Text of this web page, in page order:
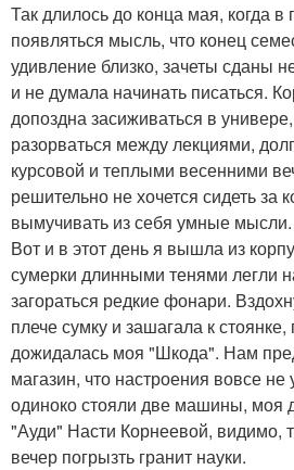
Так длилось до конца мая, когда
появляться мысль, что конец
удивление близко, зачеты сданы
и не думала начинать писаться.
допоздна засиживаться в
разорваться между лекциями,
курсовой и теплыми весенними
решительно не хочется сидеть за
вымучивать из себя умные мысли.
Вот и в этот день я вышла из
сумерки длинными тенями легли
загораться редкие фонари.
плече сумку и зашагала к
дожидалась моя "Шкода". Нам
магазин, что настроения вовсе
одиноко стояли две машины, моя
"Ауди" Насти Корнеевой, видимо,
вечер погрызть гранит науки.